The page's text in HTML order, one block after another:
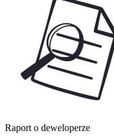
Raport o deweloperze